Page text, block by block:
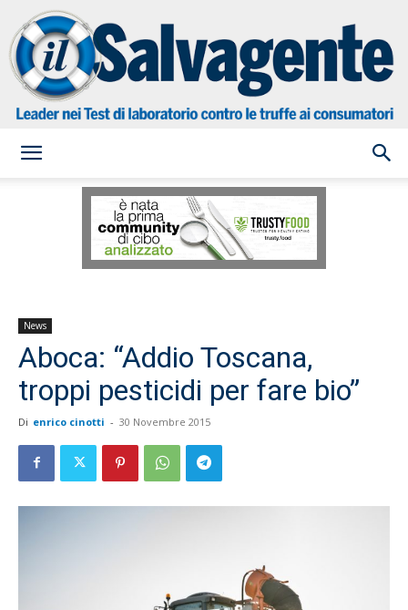
Salvagente
News
Aboca: “Addio Toscana,
troppi pesticidi per fare bio”
Di enrico cinotti - 30 Novembre 2015